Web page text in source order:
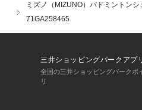
※ブラウザやお使いのモニター
商品の色味が若干異なる場合があ
い。ミズノ MIZUNO スーパー
ports XEBIO バドミントン バド
ドミントンシューズ シューズ 靴
ミズノ（MIZUNO）バドミントン
71GA258465
三井ショッピングパークアプ
全国の三井ショッピングパークポ
リ